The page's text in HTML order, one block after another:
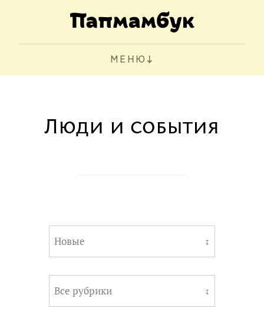
МЕНЮ
Люди и события
Новые ↧
Все рубрики ↧